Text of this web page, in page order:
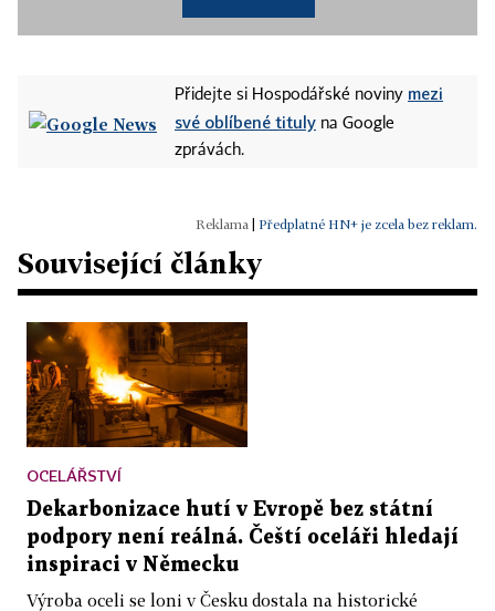
Přidejte si Hospodářské noviny mezi
své oblíbené tituly na Google
zprávách.
Předplatné HN+ je zcela bez reklam.
Související články
OCELÁŘSTVÍ
Dekarbonizace hutí v Evropě bez státní
podpory není reálná. Čeští oceláři hledají
inspiraci v Německu
Výroba oceli se loni v Česku dostala na historické